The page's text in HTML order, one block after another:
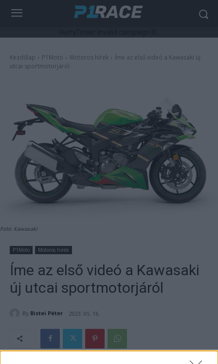
Kezdőlap P1Moto Motoros hírek
Íme az első videó a Kawasaki új
utcai sportmotorjáról
Fotó: Kawasaki
P1Moto Motoros hírek
Íme az első videó a Kawasaki
új utcai sportmotorjáról
By Bistei Péter 2023. 05. 16.